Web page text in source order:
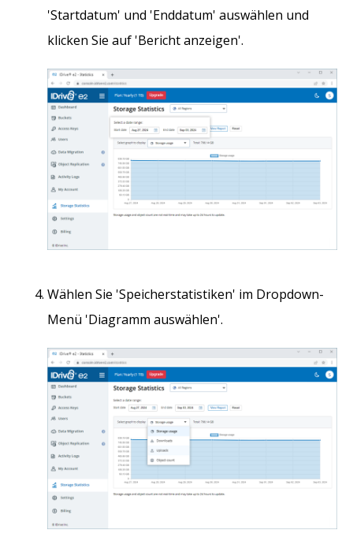
'Startdatum' und 'Enddatum' auswählen und
klicken Sie auf 'Bericht anzeigen'.
Wählen Sie 'Speicherstatistiken' im Dropdown-
Menü 'Diagramm auswählen'.